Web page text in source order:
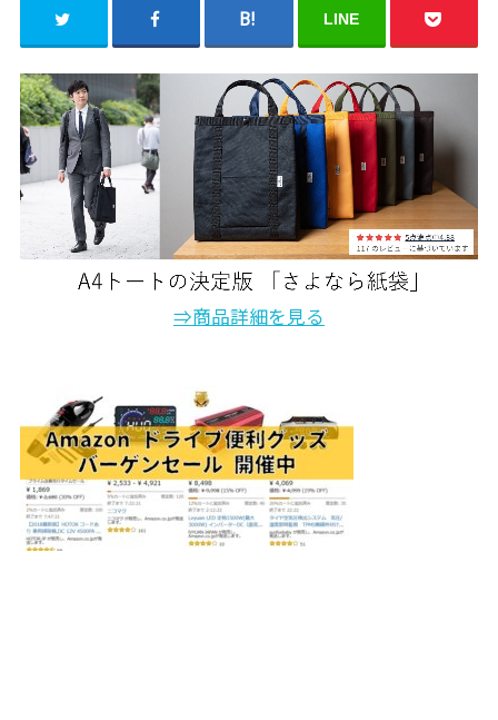
LINE
⇒商品詳細を見る